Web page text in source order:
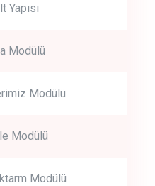
Yapısı
Modülü
Modülü
Modülü
Modülü